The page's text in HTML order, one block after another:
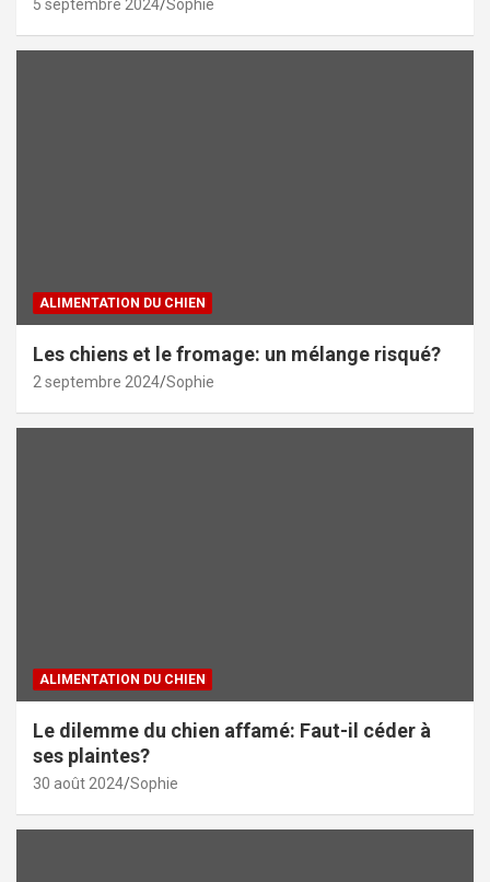
5 septembre 2024 Sophie
ALIMENTATION DU CHIEN
Les chiens et le fromage: un mélange risqué?
2 septembre 2024 Sophie
ALIMENTATION DU CHIEN
Le dilemme du chien affamé: Faut-il céder à
ses plaintes?
30 août 2024 Sophie